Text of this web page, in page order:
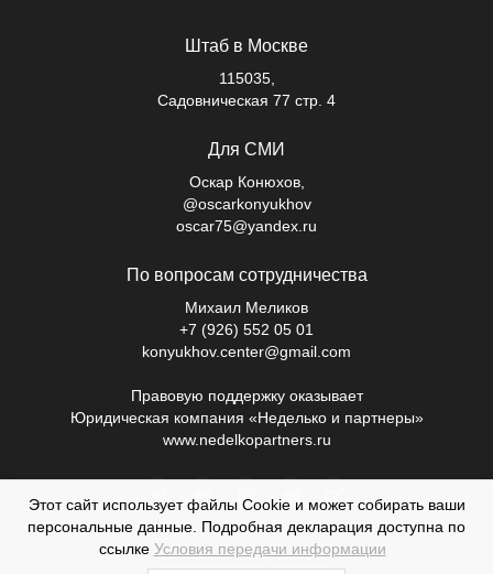
Штаб в Москве
115035,
Садовническая 77 стр. 4
Для СМИ
Оскар Конюхов,
@oscarkonyukhov
oscar75@yandex.ru
По вопросам сотрудничества
Михаил Меликов
+7 (926) 552 05 01
konyukhov.center@gmail.com
Правовую поддержку оказывает
Юридическая компания «Неделько и партнеры»
www.nedelkopartners.ru
2026 © Все права защищены
Этот сайт использует файлы Cookie и может собирать ваши
персональные данные. Подробная декларация доступна по
ссылке Условия передачи информации